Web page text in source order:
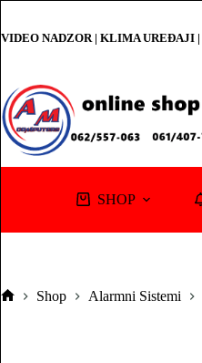
content
VIDEO NADZOR | KLIMA UREĐAJI
SHOP
Shop Alarmni Sistemi